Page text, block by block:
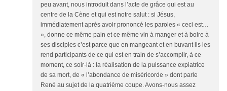
peu avant, nous introduit dans l’acte de grâce qui est au
centre de la Cène et qui est notre salut : si Jésus,
immédiatement après avoir prononcé les paroles « ceci est…
», donne ce même pain et ce même vin à manger et à boire à
ses disciples c’est parce que en mangeant et en buvant ils les
rend participants de ce qui est en train de s’accomplir, à ce
moment, ce soir-là : la réalisation de la puissance expiatrice
de sa mort, de « l’abondance de miséricorde » dont parle
René au sujet de la quatrième coupe. Avons-nous assez